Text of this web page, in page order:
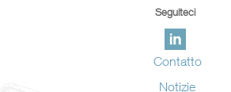
Seguiteci
Contatto
Notizie